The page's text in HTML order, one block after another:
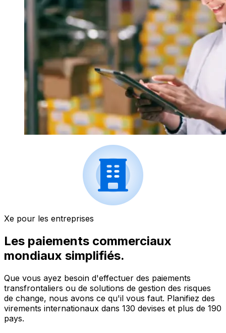
Xe pour les entreprises
Les paiements commerciaux
mondiaux simplifiés.
Que vous ayez besoin d'effectuer des paiements
transfrontaliers ou de solutions de gestion des risques
de change, nous avons ce qu'il vous faut. Planifiez des
virements internationaux dans 130 devises et plus de 190
pays.